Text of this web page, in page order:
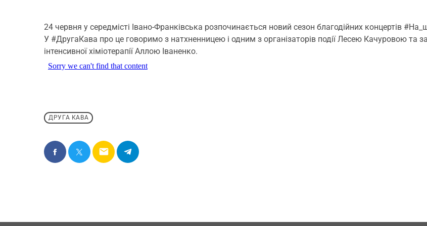
24 червня у середмісті Івано-Франківська розпочинається новий сезон благодійних концертів
У #ДругаКава про це говоримо з натхненницею і одним з організаторів події Лесею Качуровою та
інтенсивної хіміотерапії Аллою Іваненко.
ДРУГА КАВА
email